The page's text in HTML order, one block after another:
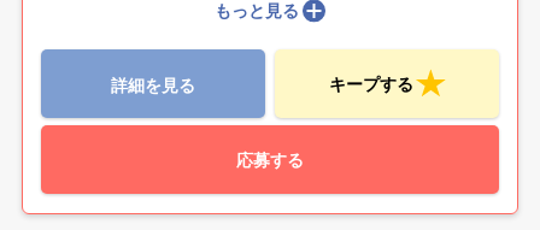
もっと見る
詳細を見る キープする
応募する